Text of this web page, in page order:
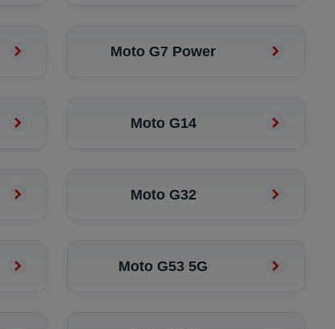
Moto G7 Power
Moto G14
Moto G32
Moto G53 5G